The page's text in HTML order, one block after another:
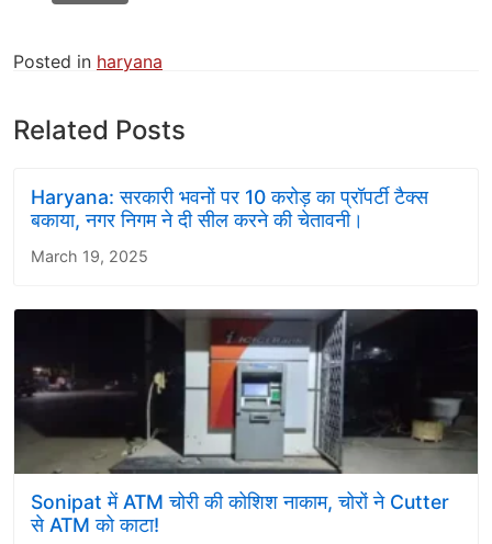
Posted in haryana
Related Posts
Haryana: सरकारी भवनों पर 10 करोड़ का प्रॉपर्टी टैक्स
बकाया, नगर निगम ने दी सील करने की चेतावनी।
March 19, 2025
Sonipat में ATM चोरी की कोशिश नाकाम, चोरों ने Cutter
से ATM को काटा!